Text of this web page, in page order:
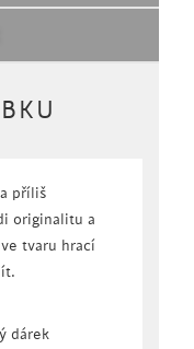
příliš
originalitu a
tvaru hrací
dárek